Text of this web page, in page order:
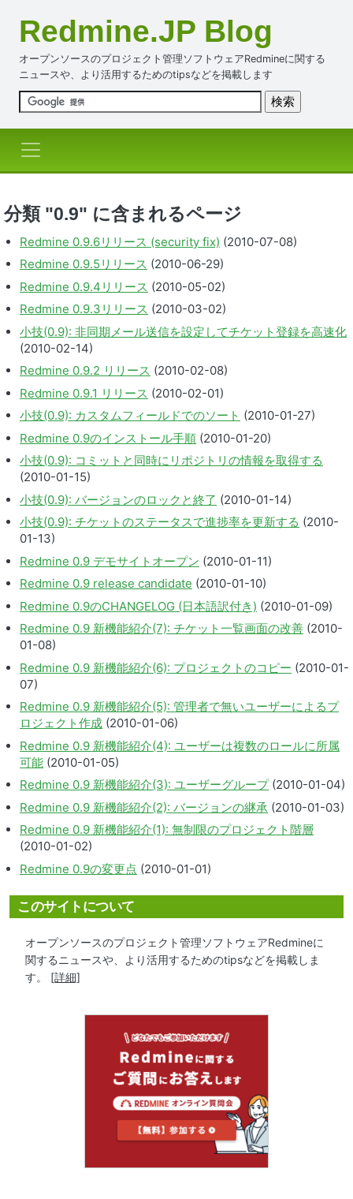
Redmine.JP Blog
オープンソースのプロジェクト管理ソフトウェアRedmineに関する
ニュースや、より活用するためのtipsなどを掲載します
分類 "0.9" に含まれるページ
Redmine 0.9.6リリース (security fix) (2010-07-08)
Redmine 0.9.5リリース (2010-06-29)
Redmine 0.9.4リリース (2010-05-02)
Redmine 0.9.3リリース (2010-03-02)
小技(0.9): 非同期メール送信を設定してチケット登録を高速化
(2010-02-14)
Redmine 0.9.2 リリース (2010-02-08)
Redmine 0.9.1 リリース (2010-02-01)
小技(0.9): カスタムフィールドでのソート (2010-01-27)
Redmine 0.9のインストール手順 (2010-01-20)
小技(0.9): コミットと同時にリポジトリの情報を取得する
(2010-01-15)
小技(0.9): バージョンのロックと終了 (2010-01-14)
小技(0.9): チケットのステータスで進捗率を更新する (2010-
01-13)
Redmine 0.9 デモサイトオープン (2010-01-11)
Redmine 0.9 release candidate (2010-01-10)
Redmine 0.9のCHANGELOG (日本語訳付き) (2010-01-09)
Redmine 0.9 新機能紹介(7): チケット一覧画面の改善 (2010-
01-08)
Redmine 0.9 新機能紹介(6): プロジェクトのコピー (2010-01-
07)
Redmine 0.9 新機能紹介(5): 管理者で無いユーザーによるプ
ロジェクト作成 (2010-01-06)
Redmine 0.9 新機能紹介(4): ユーザーは複数のロールに所属
可能 (2010-01-05)
Redmine 0.9 新機能紹介(3): ユーザーグループ(2010-01-04)
Redmine 0.9 新機能紹介(2): バージョンの継承 (2010-01-03)
Redmine 0.9 新機能紹介(1): 無制限のプロジェクト階層
(2010-01-02)
Redmine 0.9の変更点 (2010-01-01)
このサイトについて
オープンソースのプロジェクト管理ソフトウェアRedmineに
関するニュースや、より活用するためのtipsなどを掲載しま
す。 [詳細]